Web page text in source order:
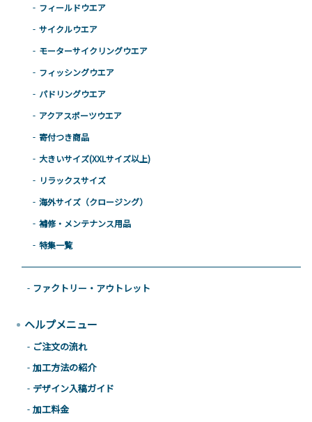
フィールドウエア
サイクルウエア
モーターサイクリングウエア
フィッシングウエア
パドリングウエア
アクアスポーツウエア
寄付つき商品
大きいサイズ(XXLサイズ以上)
リラックスサイズ
海外サイズ（クロージング）
補修・メンテナンス用品
特集一覧
ファクトリー・アウトレット
ヘルプメニュー
ご注文の流れ
加工方法の紹介
デザイン入稿ガイド
加工料金